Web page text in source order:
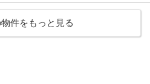
件をもっと見る